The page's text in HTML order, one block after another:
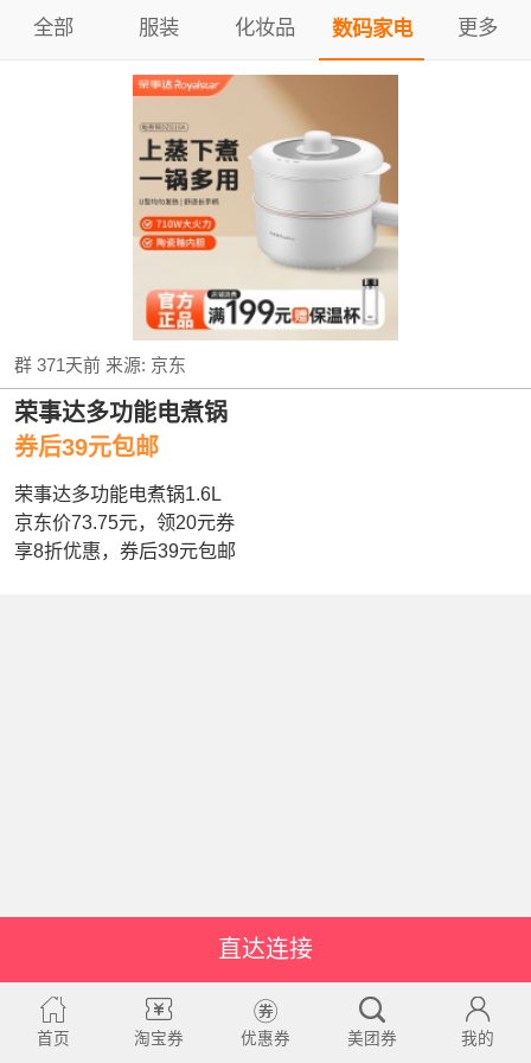
全部 服装 化妆品 数码家电 更多
群 371天前来源: 京东
荣事达多功能电煮锅
券后39元包邮
荣事达多功能电煮锅1.6L
京东价73.75元，领20元券
享8折优惠，券后39元包邮
直达连接
首页 淘宝券 优惠券 美团券 我的